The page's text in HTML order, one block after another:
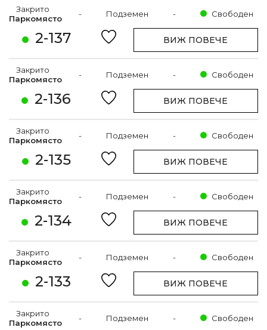
2-137
Закрито
Паркомясто
- Подземен - Свободен
ВИЖ ПОВЕЧЕ
2-136
Закрито
Паркомясто
- Подземен - Свободен
ВИЖ ПОВЕЧЕ
2-135
Закрито
Паркомясто
- Подземен - Свободен
ВИЖ ПОВЕЧЕ
2-134
Закрито
Паркомясто
- Подземен - Свободен
ВИЖ ПОВЕЧЕ
2-133
Закрито
Паркомясто
- Подземен - Свободен
ВИЖ ПОВЕЧЕ
Закрито
Паркомясто
- Подземен - Свободен